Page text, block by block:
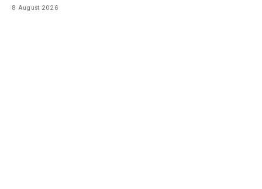
8 August 2026